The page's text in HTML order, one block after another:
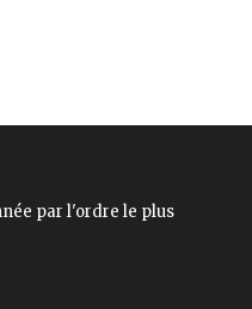
par l'ordre le plus